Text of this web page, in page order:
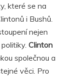
které se na
i Bushů.
nejen
Clinton
společnou a
věci. Pro